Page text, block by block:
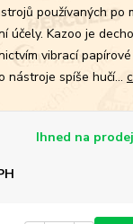
používaných po
účely. Kazoo je
vibrací
nástroje spíše hučí...
Ihned na